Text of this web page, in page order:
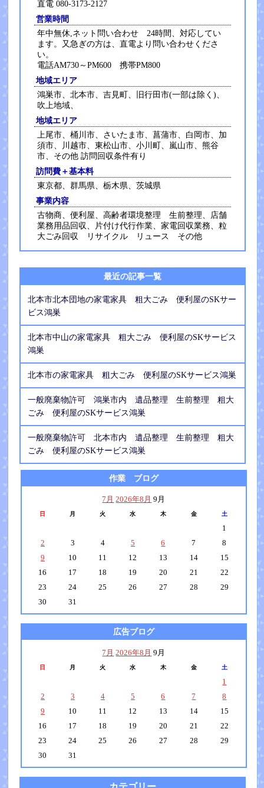
直電 080-3173-2127
営業時間
年中無休,ネット問い合わせ 24時間、対応してい
ます。又急ぎの方は、直電より問い合わせくださ
い。
電話AM730～PM600 携帯PM800
地域エリア
鴻巣市、北本市、吉見町、旧行田市(一部は除く)、
吹上地域、
地域エリア
上尾市、桶川市、さいたま市、菖蒲市、白岡市、加
須市、川越市、東松山市、小川町、嵐山市、熊谷
市、その他 訪問回収条件有り
訪問費＋基本料
東京都、群馬県、栃木県、茨城県
事業内容
古物商、便利屋、高齢者環境整理 生前整理、店舗
業務用品回収、片付け代行作業、家電回収業務、粒
大ごみ回収 リサイクル リュース その他
最近の記事一覧
北本市北本団地の家電家具 粗大ごみ 便利屋のSKサー
ビス鴻巣
北本市中山の家電家具 粗大ごみ 便利屋のSKサービス
鴻巣
北本市の家電家具 粗大ごみ 便利屋のSKサービス鴻巣
一般廃棄物許可 鴻巣市内 遺品整理 生前整理 粗大
ごみ 便利屋のSKサービス鴻巣
一般廃棄物許可 北本市内 遺品整理 生前整理 粗大
ごみ 便利屋のSKサービス鴻巣
作業 ブログ
7月 2026年8月 9月
日 月 火 水 木 金 土
1
2
3 4 5 6 7
8
9
10 11 12 13 14
15
16
17 18 19 20 21
22
23
24 25 26 27 28
29
30
31
広告ブログ
7月 2026年8月 9月
日 月 火 水 木 金 土
1
2
3 4 5 6 7
8
9
10 11 12 13 14
15
16
17 18 19 20 21
22
23
24 25 26 27 28
29
30
31